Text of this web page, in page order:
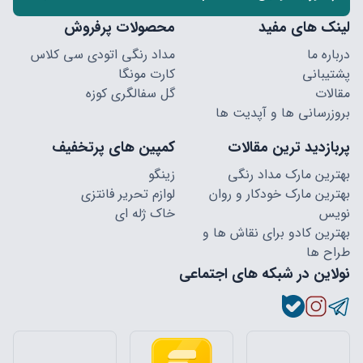
لینک های مفید
درباره ما
پشتیبانی
مقالات
بروزرسانی ها و آپدیت ها
محصولات پرفروش
مداد رنگی اتودی سی کلاس
کارت مونگا
گل سفالگری کوزه
پربازدید ترین مقالات
بهترین مارک مداد رنگی
بهترین مارک خودکار و روان
نویس
بهترین کادو برای نقاش ها و
طراح ها
کمپین های پرتخفیف
زینگو
لوازم تحریر فانتزی
خاک ژله ای
نولاین در شبکه های اجتماعی